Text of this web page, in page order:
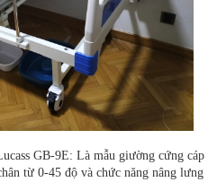
GB-9E: Là mẫu giường cứng cáp
từ 0-45 độ và chức năng nâng lưng